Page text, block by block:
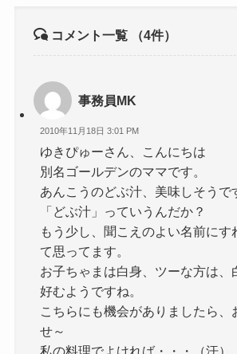
コメント一覧 （4件）
事務員MK
2010年11月18日 3:01 PM
ゆきぴゅーさん、こんにちは
別名ゴールデンのママです。
あんこうのどぶ汁、美味しそうで
「どぶ汁」っていうんだか？
もう少し、聞こえのよい名前にす
て思ってます。
お子ちゃまは白身、ツーな方は、
好むようですね。
こちらにも機会がありましたら、
せ～